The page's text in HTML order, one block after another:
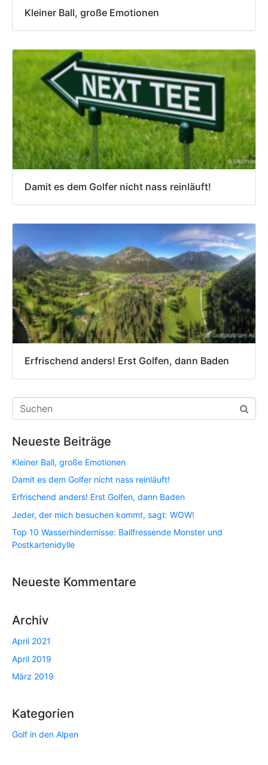
Kleiner Ball, große Emotionen
Damit es dem Golfer nicht nass reinläuft!
Erfrischend anders! Erst Golfen, dann Baden
Neueste Beiträge
Kleiner Ball, große Emotionen
Damit es dem Golfer nicht nass reinläuft!
Erfrischend anders! Erst Golfen, dann Baden
Jeder, der mich besuchen kommt, sagt: WOW!
Top 10 Wasserhindernisse: Ballfressende Monster und
Postkartenidylle
Neueste Kommentare
Archiv
April 2021
April 2019
März 2019
Kategorien
Golf in den Alpen